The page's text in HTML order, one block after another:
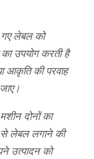
लेबल को
उपयोग करती है
आकृति की परवाह
दोनों का
लेबल लगाने की
उत्पादन को